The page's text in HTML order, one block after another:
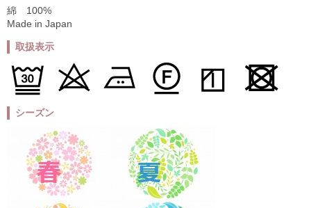
綿 100%
Made in Japan
取扱表示
シーズン